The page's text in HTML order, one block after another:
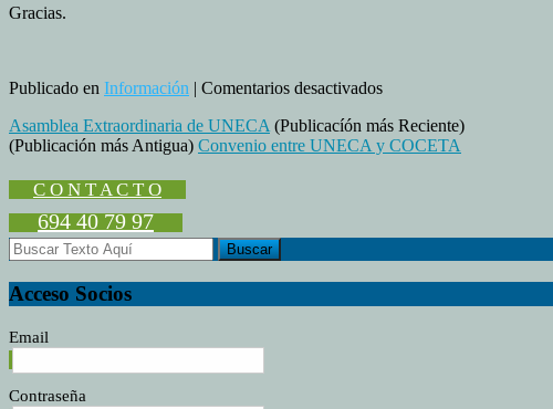
Gracias.
Publicado en Información | Comentarios desactivadosen
trasladamos
Asamblea Extraordinaria de UNECA(Publicacíón más Reciente)
(Publicación más Antigua) Convenio entre UNECA y COCETA
C O N T A C T O
694 40 79 97
Acceso Socios
Email
Contraseña